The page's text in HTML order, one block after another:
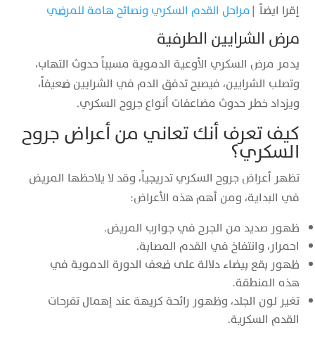
إقرا ايضاً |مراحل القدم السكري ونصائح هامة للمرضي
مرض الشرايين الطرفية
يدمر مرض السكري الأوعية الدموية مسبباً حدوث التهاب،
وتصلب الشرايين، فيصبح تدفق الدم في الشرايين ضعيفاً،
ويزداد خطر حدوث مضاعفات أنواع جروح السكري.
كيف تعرف أنك تعاني من أعراض جروح
السكري؟
تظهر أعراض جروح السكري تدريجياً، وقد لا يلاحظها المريض
في البداية، ومن أهم هذه الأعراض:
ظهور صديد من الجرح في جوارب المريض.
احمرار، وانتفاخ في القدم المصابة.
ظهور بقع بيضاء دلالة على ضعف الدورة الدموية في
هذه المنطقة.
تغير لون الجلد، وظهور رائحة كريهة عند إهمال تقرحات
القدم السكرية.